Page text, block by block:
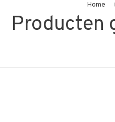
Home
Producten